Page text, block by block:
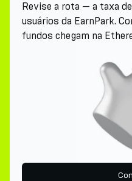
Revise a rota — a taxa
usuários da EarnPark.
fundos chegam na